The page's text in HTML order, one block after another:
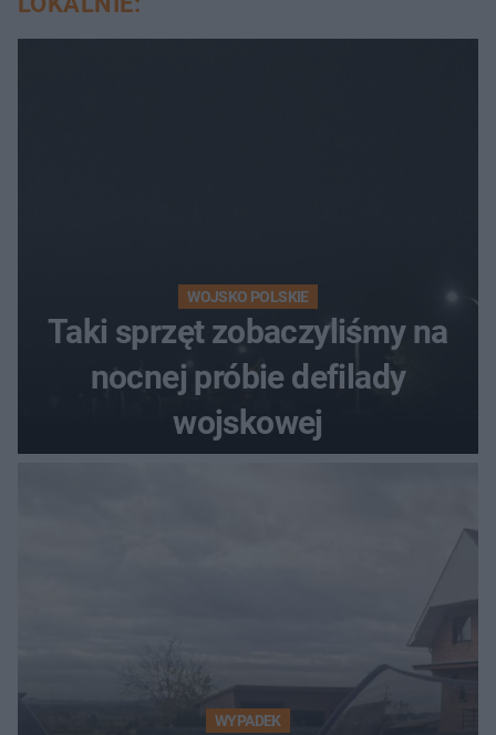
WOJSKO POLSKIE
Taki sprzęt zobaczyliśmy na
nocnej próbie defilady
wojskowej
WYPADEK